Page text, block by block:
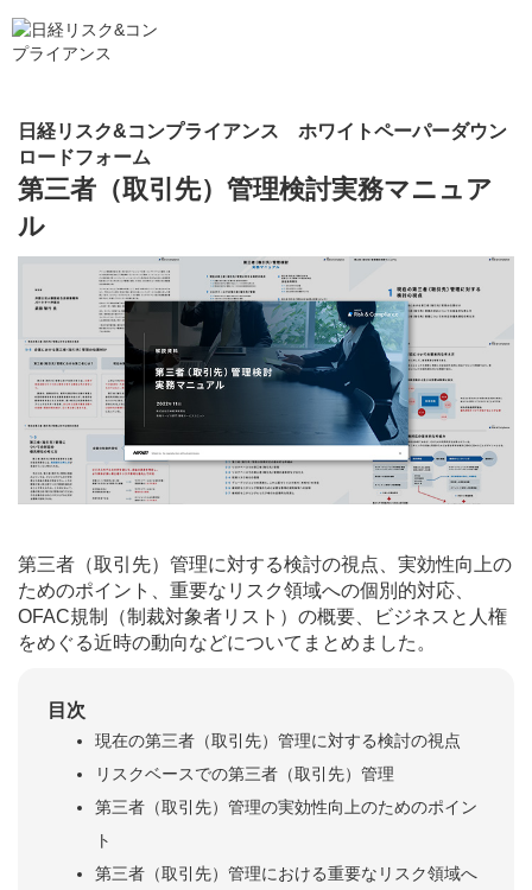
日経リスク&コンプライアンス ホワイトペーパーダウン
ロードフォーム
第三者（取引先）管理検討実務マニュア
ル
第三者（取引先）管理に対する検討の視点、実効性向上の
ためのポイント、重要なリスク領域への個別的対応、
OFAC規制（制裁対象者リスト）の概要、ビジネスと人権
をめぐる近時の動向などについてまとめました。
目次
現在の第三者（取引先）管理に対する検討の視点
リスクベースでの第三者（取引先）管理
第三者（取引先）管理の実効性向上のためのポイン
ト
第三者（取引先）管理における重要なリスク領域へ